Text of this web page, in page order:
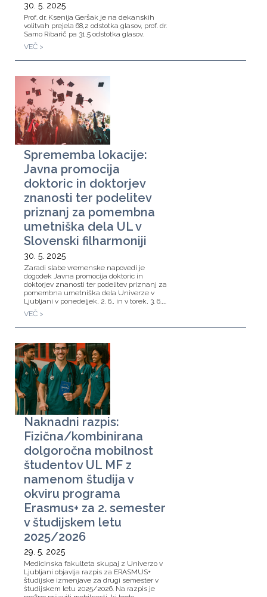
30. 5. 2025
Prof. dr. Ksenija Geršak je na dekanskih
volitvah prejela 68,2 odstotka glasov, prof. dr.
Samo Ribarič pa 31,5 odstotka glasov.
VEČ >
Sprememba lokacije:
Javna promocija
doktoric in doktorjev
znanosti ter podelitev
priznanj za pomembna
umetniška dela UL v
Slovenski filharmoniji
30. 5. 2025
Zaradi slabe vremenske napovedi je
dogodek Javna promocija doktoric in
doktorjev znanosti ter podelitev priznanj za
pomembna umetniška dela Univerze v
Ljubljani v ponedeljek, 2. 6., in v torek, 3. 6.,…
VEČ >
Naknadni razpis:
Fizična/kombinirana
dolgoročna mobilnost
študentov UL MF z
namenom študija v
okviru programa
Erasmus+ za 2. semester
v študijskem letu
2025/2026
29. 5. 2025
Medicinska fakulteta skupaj z Univerzo v
Ljubljani objavlja razpis za ERASMUS+
študijske izmenjave za drugi semester v
študijskem letu 2025/2026. Na razpis je